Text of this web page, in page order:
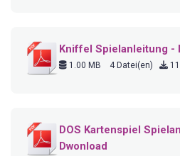
Kniffel Spielanleitung -
1.00 MB 4 Datei(en)
DOS Kartenspiel
Dwonload